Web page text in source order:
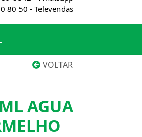
80 50 - Televendas
VOLTAR
AGUA